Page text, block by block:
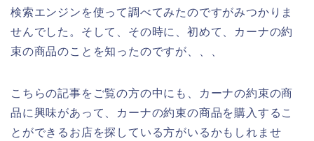
検索エンジンを使って調べてみたのですがみつかりま
せんでした。そして、その時に、初めて、カーナの約
束の商品のことを知ったのですが、、、
こちらの記事をご覧の方の中にも、カーナの約束の商
品に興味があって、カーナの約束の商品を購入するこ
とができるお店を探している方がいるかもしれませ